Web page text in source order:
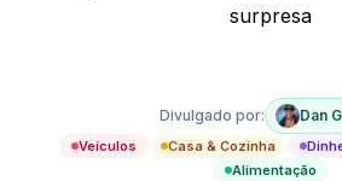
surpresa
Divulgado por:
Dan
Veículos Casa & Cozinha
Alimentação